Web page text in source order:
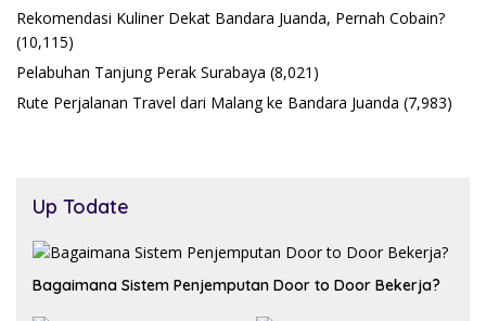
Rekomendasi Kuliner Dekat Bandara Juanda, Pernah Cobain?
(10,115)
Pelabuhan Tanjung Perak Surabaya (8,021)
Rute Perjalanan Travel dari Malang ke Bandara Juanda (7,983)
Up Todate
Bagaimana Sistem Penjemputan Door to Door Bekerja?